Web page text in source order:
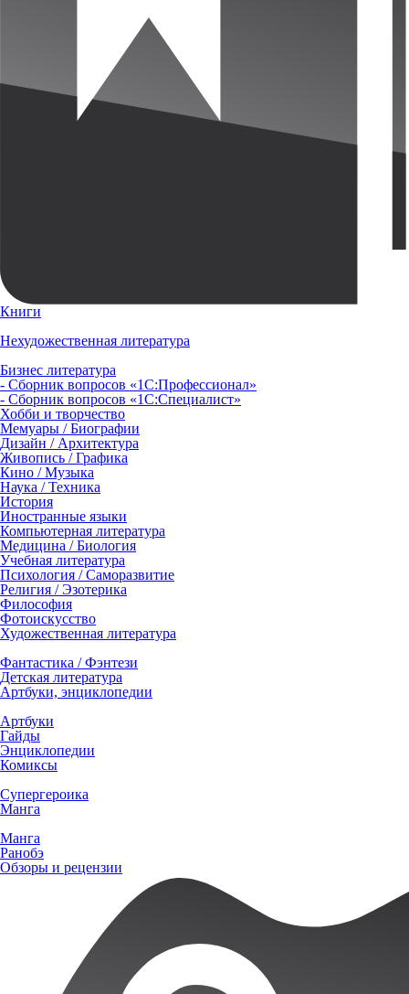
Книги
Нехудожественная литература
Бизнес литература
- Сборник вопросов «1С:Профессионал»
- Сборник вопросов «1С:Специалист»
Хобби и творчество
Мемуары / Биографии
Дизайн / Архитектура
Живопись / Графика
Кино / Музыка
Наука / Техника
История
Иностранные языки
Компьютерная литература
Медицина / Биология
Учебная литература
Психология / Саморазвитие
Религия / Эзотерика
Философия
Фотоискусство
Художественная литература
Фантастика / Фэнтези
Детская литература
Артбуки, энциклопедии
Артбуки
Гайды
Энциклопедии
Комиксы
Супергероика
Манга
Манга
Ранобэ
Обзоры и рецензии